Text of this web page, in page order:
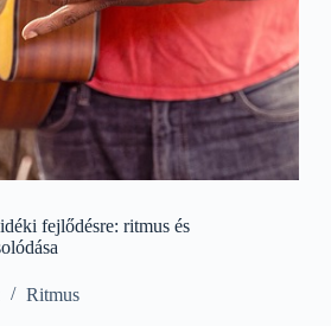
fejlődésre: ritmus és
Ritmus